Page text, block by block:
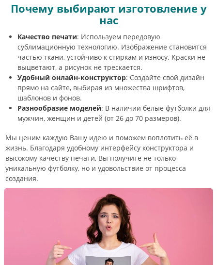
Почему выбирают изготовление у
нас
Качество печати: Используем передовую
сублимационную технологию. Изображение становится
частью ткани, устойчиво к стиркам и износу. Краски не
выцветают, а рисунок не трескается.
Удобный онлайн-конструктор: Создайте свой дизайн
прямо на сайте, выбирая из множества шрифтов,
шаблонов и фонов.
Разнообразие моделей: В наличии белые футболки для
мужчин, женщин и детей (от 26 до 70 размеров).
Мы ценим каждую Вашу идею и поможем воплотить её в
жизнь. Благодаря удобному интерфейсу конструктора и
высокому качеству печати, Вы получите не только
уникальную футболку, но и удовольствие от процесса
создания.